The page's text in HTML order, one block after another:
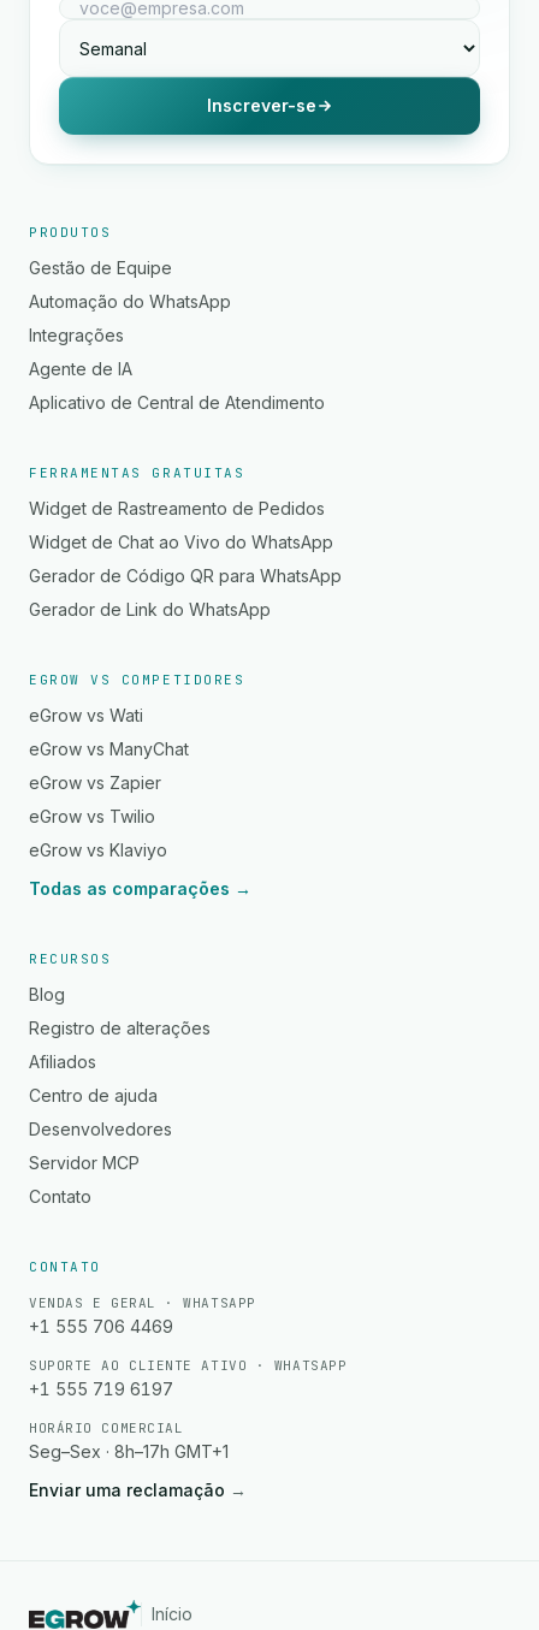
Inscrever-se
PRODUTOS
Gestão de Equipe
Automação do WhatsApp
Integrações
Agente de IA
Aplicativo de Central de Atendimento
FERRAMENTAS GRATUITAS
Widget de Rastreamento de Pedidos
Widget de Chat ao Vivo do WhatsApp
Gerador de Código QR para WhatsApp
Gerador de Link do WhatsApp
EGROW VS COMPETIDORES
eGrow vs Wati
eGrow vs ManyChat
eGrow vs Zapier
eGrow vs Twilio
eGrow vs Klaviyo
Todas as comparações →
RECURSOS
Blog
Registro de alterações
Afiliados
Centro de ajuda
Desenvolvedores
Servidor MCP
Contato
CONTATO
VENDAS E GERAL · WHATSAPP
+1 555 706 4469
SUPORTE AO CLIENTE ATIVO · WHATSAPP
+1 555 719 6197
HORÁRIO COMERCIAL
Seg–Sex · 8h–17h GMT+1
Enviar uma reclamação →
Início